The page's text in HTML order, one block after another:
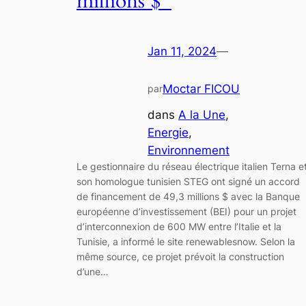
Jan 11, 2024—
parMoctar FICOU
dans A la Une
Energie
Environnement
Le gestionnaire du réseau électrique italien Terna
son homologue tunisien STEG ont signé un accord
de financement de 49,3 millions $ avec la Banque
européenne d’investissement (BEI) pour un projet
d’interconnexion de 600 MW entre l’Italie et la
Tunisie, a informé le site renewablesnow. Selon la
même source, ce projet prévoit la construction
d’une…